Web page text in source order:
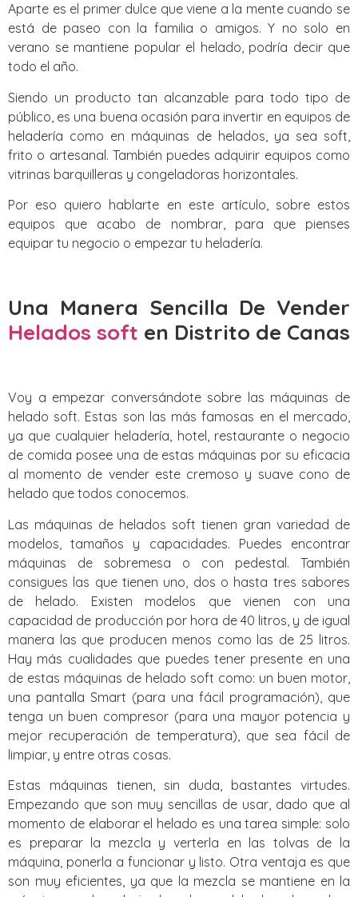
Aparte es el primer dulce que viene a la mente cuando se
está de paseo con la familia o amigos. Y no solo en
verano se mantiene popular el helado, podría decir que
todo el año.
Siendo un producto tan alcanzable para todo tipo de
público, es una buena ocasión para invertir en equipos de
heladería como en máquinas de helados, ya sea soft,
frito o artesanal. También puedes adquirir equipos como
vitrinas barquilleras y congeladoras horizontales.
Por eso quiero hablarte en este artículo, sobre estos
equipos que acabo de nombrar, para que pienses
equipar tu negocio o empezar tu heladería.
Una Manera Sencilla De Vender
Helados soft en Distrito de Canas‎
Voy a empezar conversándote sobre las máquinas de
helado soft. Estas son las más famosas en el mercado,
ya que cualquier heladería, hotel, restaurante o negocio
de comida posee una de estas máquinas por su eficacia
al momento de vender este cremoso y suave cono de
helado que todos conocemos.
Las máquinas de helados soft tienen gran variedad de
modelos, tamaños y capacidades. Puedes encontrar
máquinas de sobremesa o con pedestal. También
consigues las que tienen uno, dos o hasta tres sabores
de helado. Existen modelos que vienen con una
capacidad de producción por hora de 40 litros, y de igual
manera las que producen menos como las de 25 litros.
Hay más cualidades que puedes tener presente en una
de estas máquinas de helado soft como: un buen motor,
una pantalla Smart (para una fácil programación), que
tenga un buen compresor (para una mayor potencia y
mejor recuperación de temperatura), que sea fácil de
limpiar, y entre otras cosas.
Estas máquinas tienen, sin duda, bastantes virtudes.
Empezando que son muy sencillas de usar, dado que al
momento de elaborar el helado es una tarea simple: solo
es preparar la mezcla y verterla en las tolvas de la
máquina, ponerla a funcionar y listo. Otra ventaja es que
son muy eficientes, ya que la mezcla se mantiene en la